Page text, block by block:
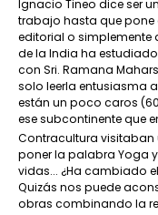
Ignacio Tineo dice ser
trabajo hasta que pone
editorial o simplemente
de la India ha
con Sri. Ramana
solo leerla entusiasma
están un poco caros
ese subcontinente que
Contracultura visitaban
poner la palabra Yoga
vidas... ¿Ha cambiado
Quizás nos puede
obras combinando la